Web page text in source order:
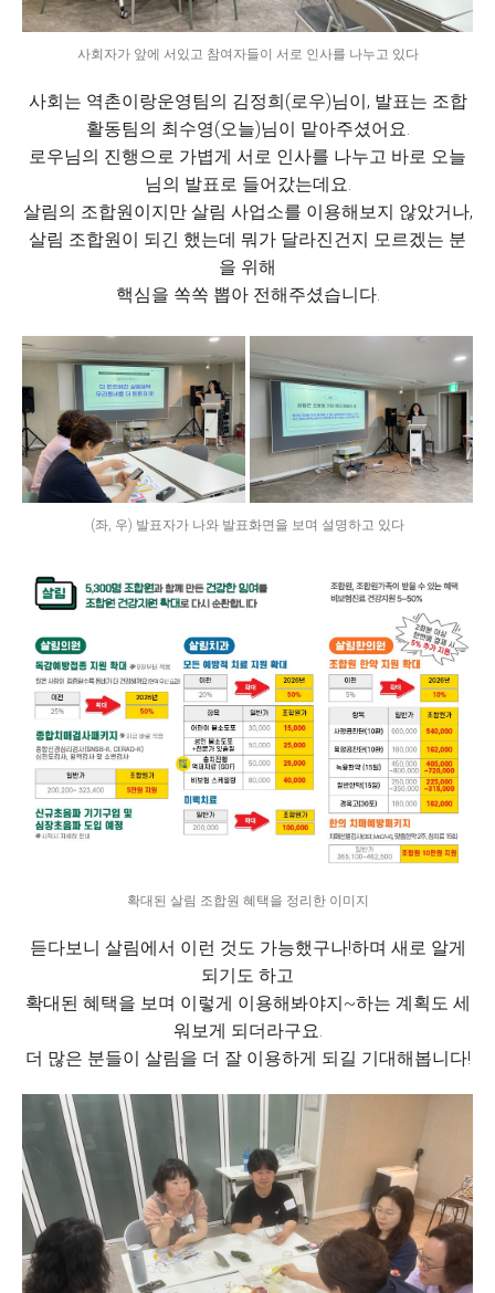
사회자가 앞에 서있고 참여자들이 서로 인사를 나누고 있다
사회는 역촌이랑운영팀의 김정희(로우)님이, 발표는 조합
활동팀의 최수영(오늘)님이 맡아주셨어요.
로우님의 진행으로 가볍게 서로 인사를 나누고 바로 오늘
님의 발표로 들어갔는데요.
살림의 조합원이지만 살림 사업소를 이용해보지 않았거나,
살림 조합원이 되긴 했는데 뭐가 달라진건지 모르겠는 분
을 위해
핵심을 쏙쏙 뽑아 전해주셨습니다.
(좌, 우) 발표자가 나와 발표화면을 보며 설명하고 있다
확대된 살림 조합원 혜택을 정리한 이미지
듣다보니 살림에서 이런 것도 가능했구나!하며 새로 알게
되기도 하고
확대된 혜택을 보며 이렇게 이용해봐야지~하는 계획도 세
워보게 되더라구요.
더 많은 분들이 살림을 더 잘 이용하게 되길 기대해봅니다!